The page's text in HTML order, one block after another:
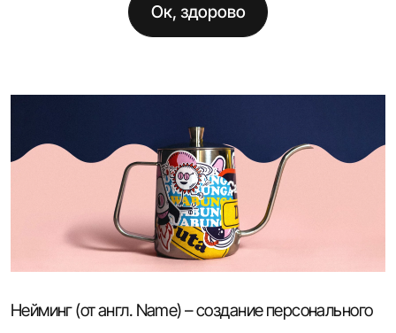
Нейминг (от англ. Name) – создание персонального
Ок, здорово